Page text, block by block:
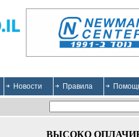
Новости Правила
ВЫСОКО